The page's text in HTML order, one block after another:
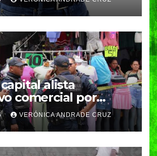
alista
comercial por
y regreso a
VERÓNICA ANDRADE CRUZ